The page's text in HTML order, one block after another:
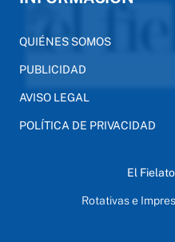
QUIÉNES SOMOS
PUBLICIDAD
AVISO LEGAL
POLÍTICA DE PRIVACIDAD
El
Rotativas e